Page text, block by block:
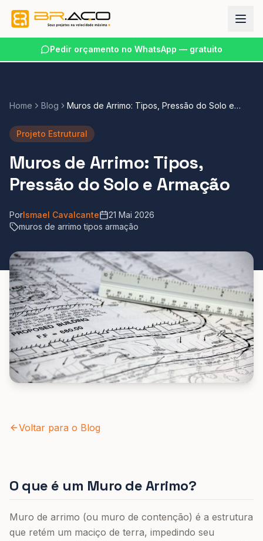
Pedir orçamento no WhatsApp — gratuito
Home Blog
Muros de Arrimo: Tipos, Pressão do Solo e
Projeto Estrutural
Muros de Arrimo: Tipos,
Pressão do Solo e Armação
PorIsmael Cavalcante
21 Mai 2026
muros de arrimo tipos armação
Voltar para o Blog
O que é um Muro de Arrimo?
Muro de arrimo (ou muro de contenção) é a estrutura
que retém um maciço de terra, impedindo seu